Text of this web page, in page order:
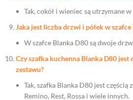
Tak, cokół i wieniec są utrzymane
Jaka jest liczba drzwi i półek w szafce
W szafce Blanka D80 są dwoje
Czy szafka kuchenna Blanka D80 jest
zestawu?
Tak, szafka Blanka D80 jest częścią
Remino, Rest, Rossa i wiele innych.